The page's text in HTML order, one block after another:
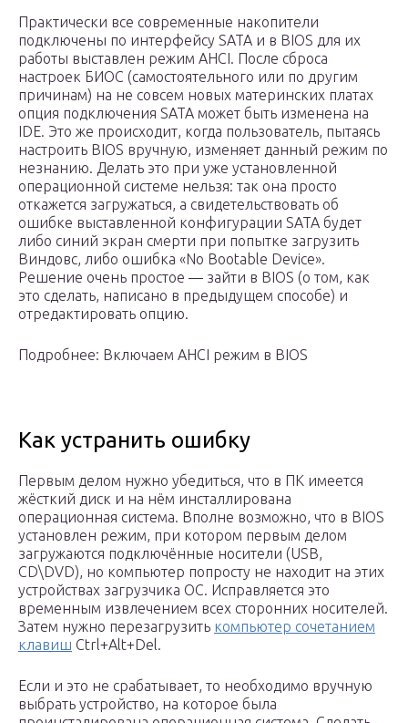
Практически все современные накопители
подключены по интерфейсу SATA и в BIOS для их
работы выставлен режим AHCI. После сброса
настроек БИОС (самостоятельного или по другим
причинам) на не совсем новых материнских платах
опция подключения SATA может быть изменена на
IDE. Это же происходит, когда пользователь, пытаясь
настроить BIOS вручную, изменяет данный режим по
незнанию. Делать это при уже установленной
операционной системе нельзя: так она просто
откажется загружаться, а свидетельствовать об
ошибке выставленной конфигурации SATA будет
либо синий экран смерти при попытке загрузить
Виндовс, либо ошибка «No Bootable Device».
Решение очень простое — зайти в BIOS (о том, как
это сделать, написано в предыдущем способе) и
отредактировать опцию.
Подробнее: Включаем AHCI режим в BIOS
Как устранить ошибку
Первым делом нужно убедиться, что в ПК имеется
жёсткий диск и на нём инсталлирована
операционная система. Вполне возможно, что в BIOS
установлен режим, при котором первым делом
загружаются подключённые носители (USB,
CD\DVD), но компьютер попросту не находит на этих
устройствах загрузчика ОС. Исправляется это
временным извлечением всех сторонних носителей.
Затем нужно перезагрузить компьютер сочетанием
клавиш Ctrl+Alt+Del.
Если и это не срабатывает, то необходимо вручную
выбрать устройство, на которое была